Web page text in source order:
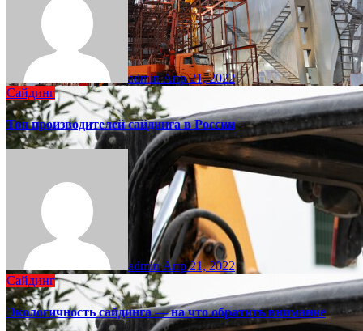
adminАпр 21, 2022
Сайдинг
Топ производителей сайдинга в России
adminАпр 21, 2022
Сайдинг
Экологичность сайдинга — на что обратить внимание